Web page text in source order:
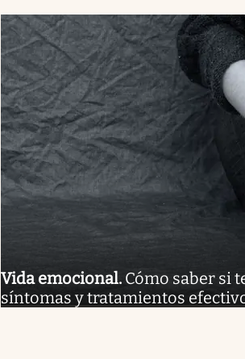
Vida emocional. Cómo saber si
síntomas y tratamientos